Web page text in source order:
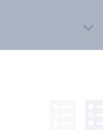
vorbehalten.